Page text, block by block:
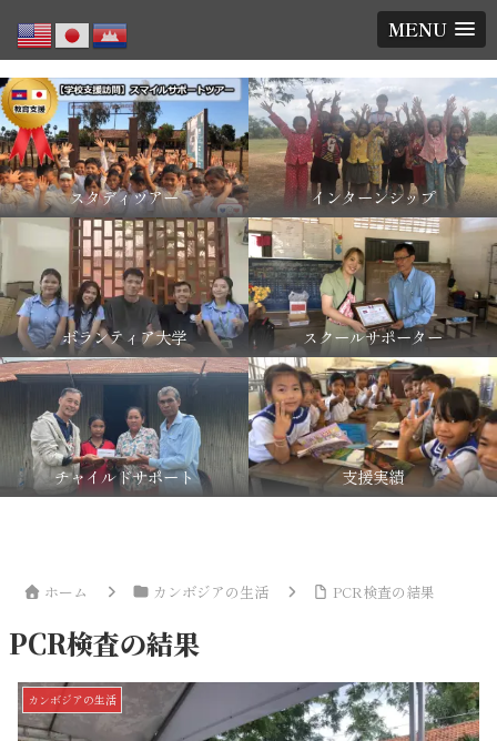
MENU
スタディツアー インターンシップ
ボランティア大学 スクールサポーター
チャイルドサポート 支援実績
ホーム カンボジアの生活 PCR検査の結果
PCR検査の結果
カンボジアの生活